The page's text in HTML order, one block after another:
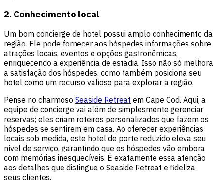
2. Conhecimento local
Um bom concierge de hotel possui amplo conhecimento da
região. Ele pode fornecer aos hóspedes informações sobre
atrações locais, eventos e opções gastronômicas,
enriquecendo a experiência de estadia. Isso não só melhora
a satisfação dos hóspedes, como também posiciona seu
hotel como um recurso valioso para explorar a região.
Pense no charmoso Seaside Retreat em Cape Cod. Aqui, a
equipe de concierge vai além de simplesmente gerenciar
reservas; eles criam roteiros personalizados que fazem os
hóspedes se sentirem em casa. Ao oferecer experiências
locais sob medida, este hotel de porte reduzido eleva seu
nível de serviço, garantindo que os hóspedes vão embora
com memórias inesquecíveis. É exatamente essa atenção
aos detalhes que distingue o Seaside Retreat e fideliza
seus clientes.